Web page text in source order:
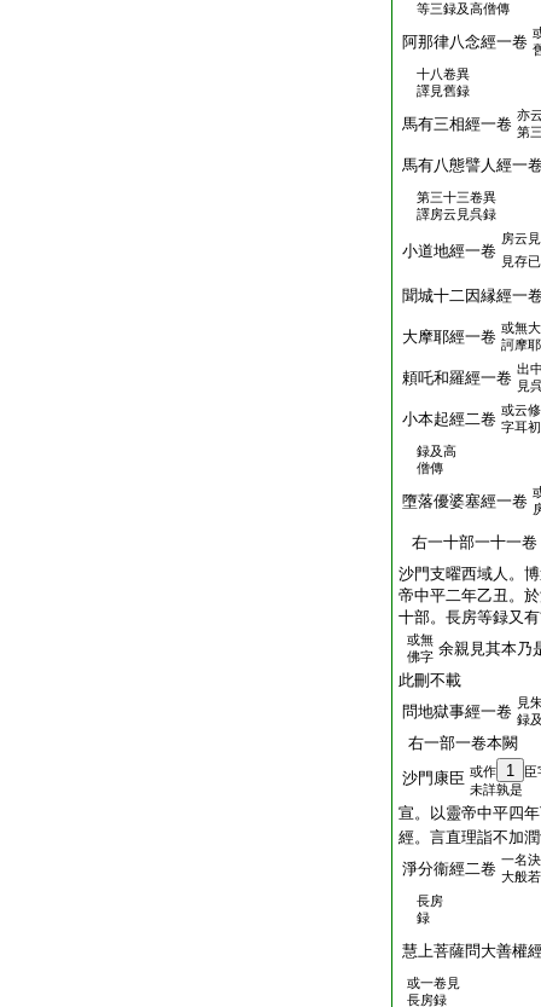
等三録及高僧傳
阿那律八念經一卷
十八卷異
譯見舊録
馬有三相經一卷 亦
第
馬有八態譬人經一
第三十三卷異
譯房云見呉録
小道地經一卷
房云
見存
聞城十二因縁經一
大摩耶經一卷 或無
訶摩
頼吒和羅經一卷 出
見
小本起經二卷 或云
字耳
録及高
僧傳
墮落優婆塞經一卷
右一十部一十一卷
沙門支曜西域人。
帝中平二年乙丑。
十部。長房等録又
或無
佛字 余親見其本乃
此刪不載
問地獄事經一卷 見
録
右一部一卷本闕
沙門康臣 或作 1
臣
未詳孰是
宣。以靈帝中平四
經。言直理詣不加
淨分衞經二卷 一名
大般
長房
録
慧上菩薩問大善權
或一卷見
長房録